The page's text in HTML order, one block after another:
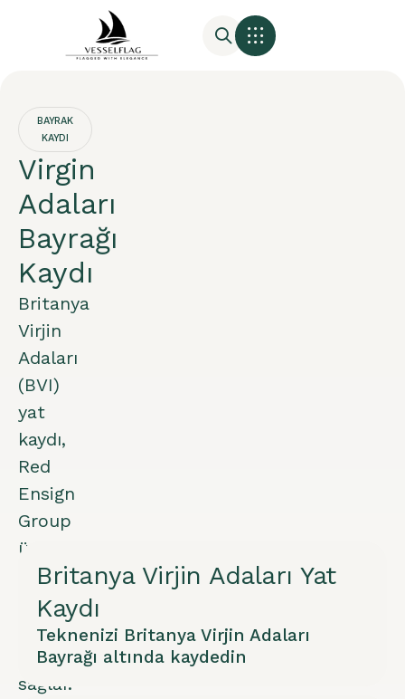
BAYRAK
KAYDI
Virgin
Adaları
Bayrağı
Kaydı
Britanya
Virjin
Adaları
(BVI)
yat
kaydı,
Red
Ensign
Group
üyesi
olarak
İngiliz
gemisi
planları
sağlar.
Britanya Virjin Adaları Yat
Kaydı
Teknenizi Britanya Virjin Adaları
Bayrağı altında kaydedin